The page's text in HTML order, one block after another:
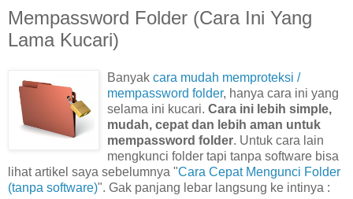
Mempassword Folder (Cara Ini Yang
Lama Kucari)
Banyak cara mudah memproteksi /
mempassword folder, hanya cara ini yang
selama ini kucari. Cara ini lebih simple,
mudah, cepat dan lebih aman untuk
mempassword folder. Untuk cara lain
mengkunci folder tapi tanpa software bisa
lihat artikel saya sebelumnya "Cara Cepat Mengunci Folder
(tanpa software)". Gak panjang lebar langsung ke intinya :